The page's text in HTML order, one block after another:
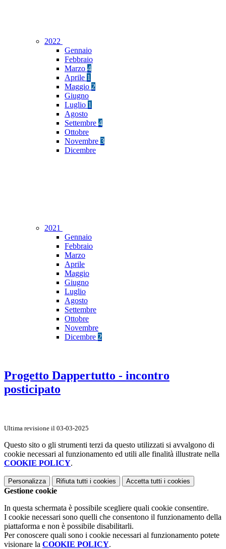
2022
Gennaio
Febbraio
Marzo 4
Aprile 1
Maggio 2
Giugno
Luglio 1
Agosto
Settembre 4
Ottobre
Novembre 3
Dicembre
2021
Gennaio
Febbraio
Marzo
Aprile
Maggio
Giugno
Luglio
Agosto
Settembre
Ottobre
Novembre
Dicembre 2
Progetto Dappertutto - incontro
posticipato
Ultima revisione il 03-03-2025
Questo sito o gli strumenti terzi da questo utilizzati si avvalgono di
cookie necessari al funzionamento ed utili alle finalità illustrate nella
COOKIE POLICY.
Personalizza Rifiuta tutti i cookies Accetta tutti i cookies
Gestione cookie
In questa schermata è possibile scegliere quali cookie consentire.
I cookie necessari sono quelli che consentono il funzionamento della
piattaforma e non è possibile disabilitarli.
Per conoscere quali sono i cookie necessari al funzionamento potete
visionare la COOKIE POLICY.